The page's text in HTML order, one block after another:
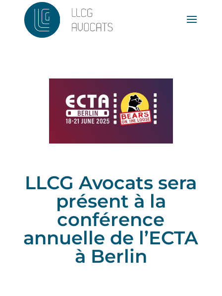
LLCG Avocats sera
présent à la
conférence
annuelle de l’ECTA
à Berlin